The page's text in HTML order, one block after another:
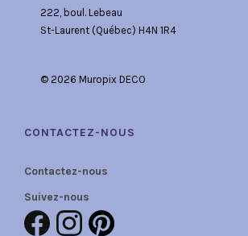
222, boul. Lebeau
St-Laurent (Québec) H4N 1R4
© 2026 Muropix DECO
CONTACTEZ-NOUS
Contactez-nous
Suivez-nous